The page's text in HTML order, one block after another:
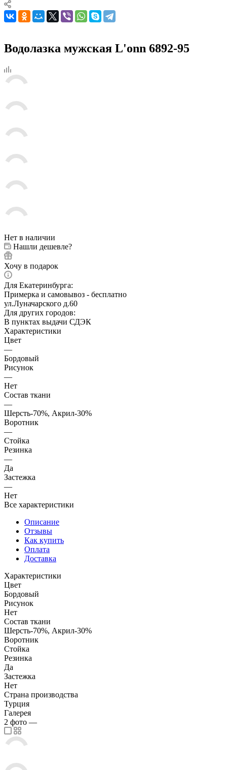
Водолазка мужская L'onn 6892-95
Нет в наличии
Нашли дешевле?
Хочу в подарок
Для Екатеринбурга:
Примерка и самовывоз - бесплатно
ул.Луначарского д.60
Для других городов:
В пунктах выдачи СДЭК
Характеристики
Цвет
—
Бордовый
Рисунок
—
Нет
Состав ткани
—
Шерсть-70%, Акрил-30%
Воротник
—
Стойка
Резинка
—
Да
Застежка
—
Нет
Все характеристики
Описание
Отзывы
Как купить
Оплата
Доставка
Характеристики
Цвет
Бордовый
Рисунок
Нет
Состав ткани
Шерсть-70%, Акрил-30%
Воротник
Стойка
Резинка
Да
Застежка
Нет
Страна производства
Турция
Галерея
2 фото —